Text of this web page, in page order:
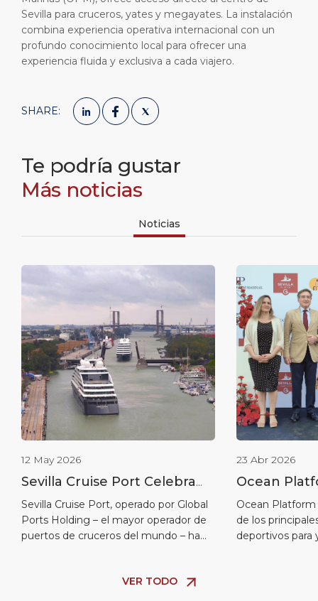
Sevilla para cruceros, yates y megayates. La instalación
combina experiencia operativa internacional con un
profundo conocimiento local para ofrecer una
experiencia fluida y exclusiva a cada viajero.
SHARE:
Te podría gustar
Más noticias
Noticias
12 May 2026
Sevilla Cruise Port Celebra
una Escala Histórica Doble
con los Buques Gemelos de
Scenic Eclipse Atracando
Sevilla Cruise Port, operado por Global
Ports Holding – el mayor operador de
puertos de cruceros del mundo – ha
simultánea de Scenic Eclipse I y Scenic
23 Abr 2026
Ocean
Global
celebran la
marcha de
Ocean Platform
de los
deportivos para
VER TODO